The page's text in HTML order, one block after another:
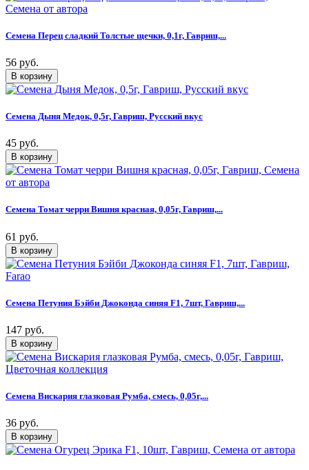
Семена Перец сладкий Толстые щечки, 0,1г, Гавриш,...
56 руб.
Семена Дыня Медок, 0,5г, Гавриш, Русский вкус
45 руб.
Семена Томат черри Вишня красная, 0,05г, Гавриш,...
61 руб.
Семена Петуния Бэйби Джоконда синяя F1, 7шт, Гавриш,...
147 руб.
Семена Вискария глазковая Румба, смесь, 0,05г,...
36 руб.